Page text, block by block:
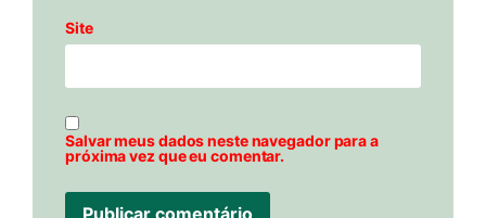
Site
Salvar meus dados neste navegador para a
próxima vez que eu comentar.